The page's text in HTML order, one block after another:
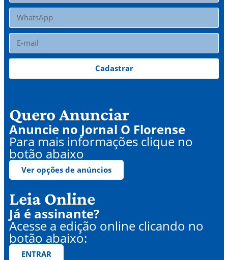
Cadastrar
Quero Anunciar
Anuncie no Jornal O Florense
Para mais informações clique no
botão abaixo
Ver opções de anúncios
Leia Online
Já é assinante?
Acesse a edição online clicando no
botão abaixo:
ENTRAR